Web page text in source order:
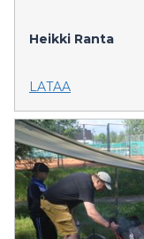
Heikki Ranta
LATAA